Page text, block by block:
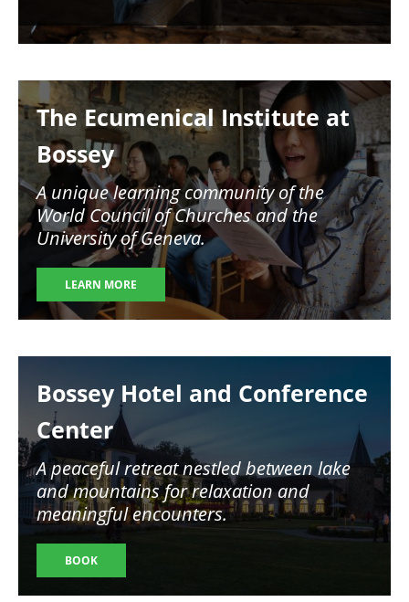
The Ecumenical Institute at
Bossey
A unique learning community of the
World Council of Churches and the
University of Geneva.
LEARN MORE
Bossey Hotel and Conference
Center
A peaceful retreat nestled between lake
and mountains for relaxation and
meaningful encounters.
BOOK